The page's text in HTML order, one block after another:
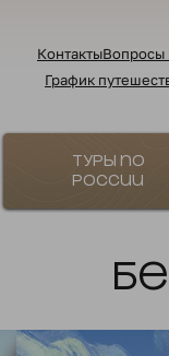
КонтактыВопросы
График
Туры по
России